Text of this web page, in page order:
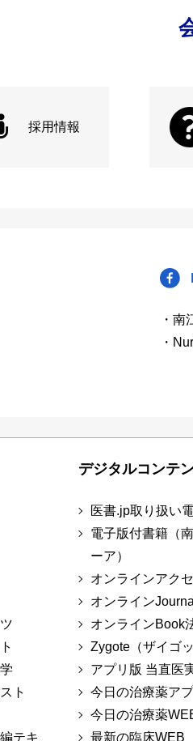
採用情報
・南
・
ト
テキ
デジタルコンテ
医書.jp取り扱い
電子版付書籍（
ーア）
オンラインアク
オンライン
オンラインBook
Zygote（ザイゴッ
アプリ版 当直医
今日の治療薬ア
今日の治療薬
最新の臨床WEB